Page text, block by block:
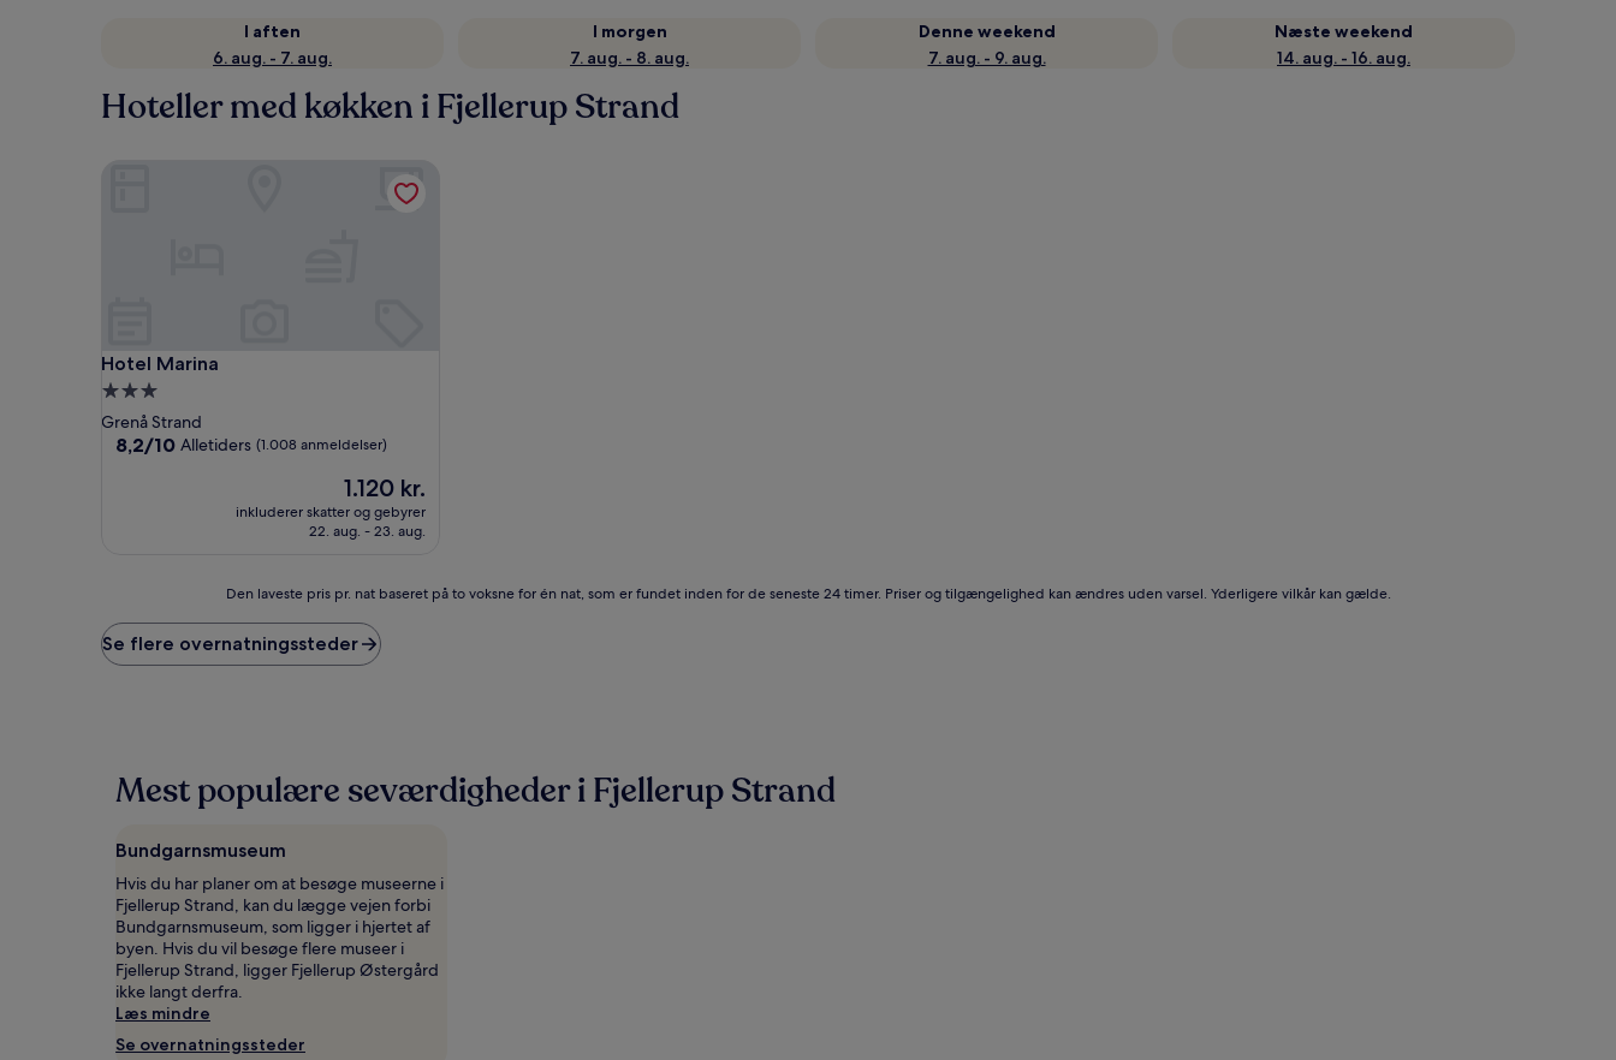
I aften
6. aug. - 7. aug.
I morgen
7. aug. - 8. aug.
Denne weekend
7. aug. - 9. aug.
Næste weekend
14. aug. - 16. aug.
Hoteller med køkken i Fjellerup Strand
Hotel Marina
Hotel Marina
3.0-
stjernet
overnatningssted
Grenå Strand
8.2
8,2/10 Alletiders (1.008 anmeldelser)
Prisen
er
1.120 kr.
1.120 kr.
inkluderer skatter og gebyrer
22. aug. - 23. aug.
pris
pr.
for
som
fundet
inden
for
de
seneste
24
timer.
Priser
Den laveste pris pr. nat baseret på to voksne for én nat, som er fundet inden for de seneste 24 timer. Priser og tilgængelighed kan ændres uden varsel. Yderligere vilkår kan gælde.
Se flere overnatningssteder
Mest populære seværdigheder i Fjellerup Strand
Bundgarnsmuseum
Hvis du har planer om at besøge museerne i
Fjellerup Strand, kan du lægge vejen forbi
Bundgarnsmuseum, som ligger i hjertet af
byen. Hvis du vil besøge flere museer i
Fjellerup Strand, ligger Fjellerup Østergård
ikke langt derfra.
Læs mindre
Se overnatningssteder